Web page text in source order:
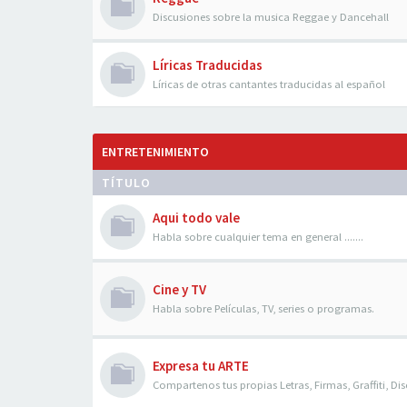
Discusiones sobre la musica Reggae y Dancehall
Líricas Traducidas
Líricas de otras cantantes traducidas al español
ENTRETENIMIENTO
TÍTULO
Aqui todo vale
Habla sobre cualquier tema en general .......
Cine y TV
Habla sobre Películas, TV, series o programas.
Expresa tu ARTE
Compartenos tus propias Letras, Firmas, Graffiti,